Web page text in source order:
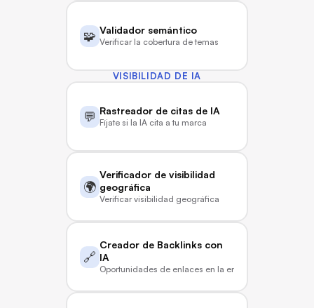
🧩 Validador semántico
Verificar la cobertura de temas
VISIBILIDAD DE IA
💬 Rastreador de citas de IA
Fíjate si la IA cita a tu marca
🌍
Verificador de visibilidad
geográfica
Verificar visibilidad geográfica
🔗
Creador de Backlinks con
IA
Oportunidades de enlaces en la era de la IA